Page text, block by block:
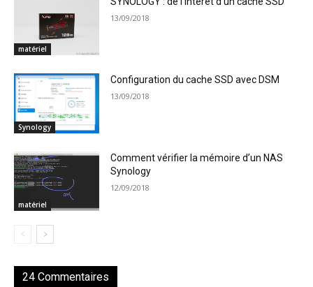
matériel
13/09/2018
Synology
Configuration du cache SSD avec DSM
13/09/2018
matériel
Comment vérifier la mémoire d’un NAS
Synology
12/09/2018
24 Commentaires